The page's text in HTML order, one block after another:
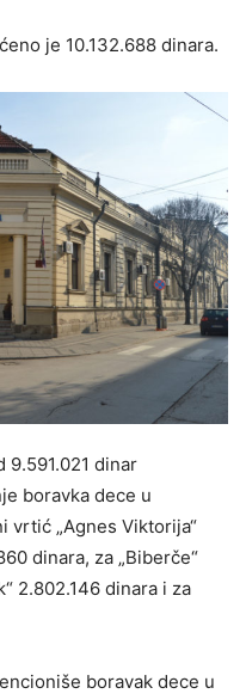
je 10.132.688 dinara.
9.591.021 dinar
boravka dece u
vrtić „Agnes Viktorija“
dinara, za „Biberče“
2.802.146 dinara i za
boravak dece u